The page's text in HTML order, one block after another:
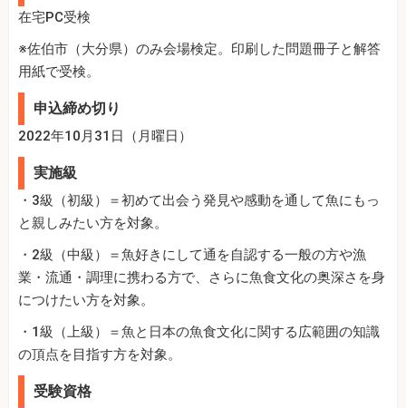
在宅PC受検
※佐伯市（大分県）のみ会場検定。印刷した問題冊子と解答
用紙で受検。
申込締め切り
2022年10月31日（月曜日）
実施級
・3級（初級）＝初めて出会う発見や感動を通して魚にもっ
と親しみたい方を対象。
・2級（中級）＝魚好きにして通を自認する一般の方や漁
業・流通・調理に携わる方で、さらに魚食文化の奥深さを身
につけたい方を対象。
・1級（上級）＝魚と日本の魚食文化に関する広範囲の知識
の頂点を目指す方を対象。
受験資格